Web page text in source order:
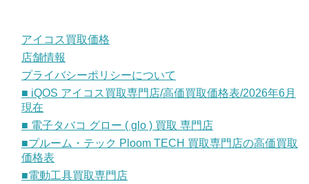
アイコス買取価格
店舗情報
プライバシーポリシーについて
■ iQOS アイコス買取専門店/高価買取価格表/2026年6月
現在
■ 電子タバコ グロー ( glo ) 買取 専門店
■プルーム・テック Ploom TECH 買取専門店の高価買取
価格表
■電動工具買取専門店